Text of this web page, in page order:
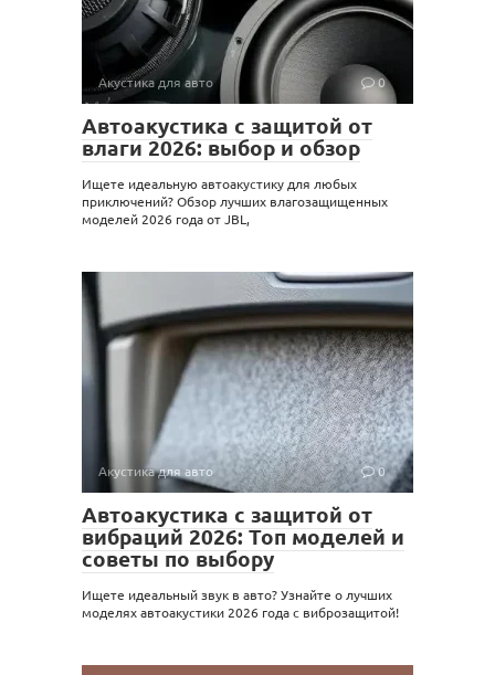
Акустика для авто 0
Автоакустика с защитой от
влаги 2026: выбор и обзор
Ищете идеальную автоакустику для любых
приключений? Обзор лучших влагозащищенных
моделей 2026 года от JBL,
Акустика для авто 0
Автоакустика с защитой от
вибраций 2026: Топ моделей и
советы по выбору
Ищете идеальный звук в авто? Узнайте о лучших
моделях автоакустики 2026 года с виброзащитой!